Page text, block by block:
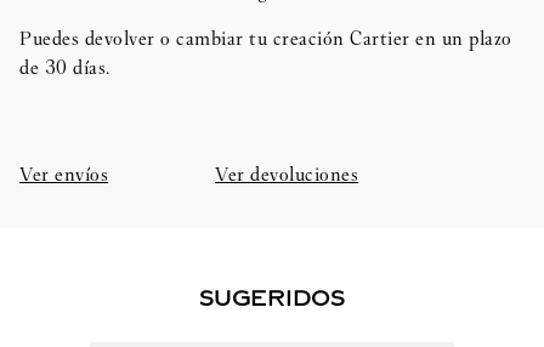
Puedes devolver o cambiar tu creación Cartier en un plazo
de 30 días.​
Ver envíos Ver devoluciones
SUGERIDOS